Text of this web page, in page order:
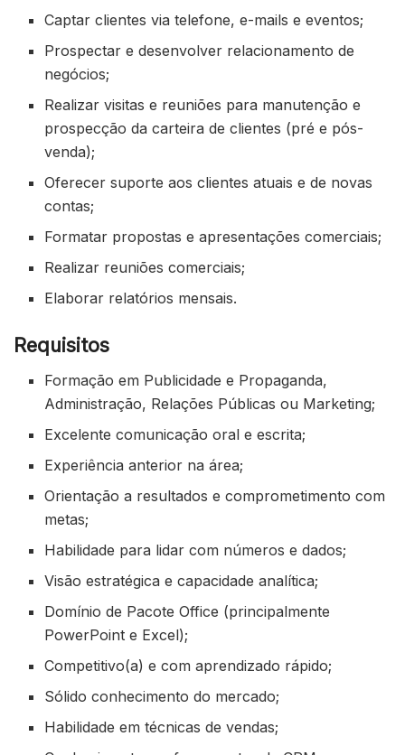
Captar clientes via telefone, e-mails e eventos;
Prospectar e desenvolver relacionamento de
negócios;
Realizar visitas e reuniões para manutenção e
prospecção da carteira de clientes (pré e pós-
venda);
Oferecer suporte aos clientes atuais e de novas
contas;
Formatar propostas e apresentações comerciais;
Realizar reuniões comerciais;
Elaborar relatórios mensais.
Requisitos
Formação em Publicidade e Propaganda,
Administração, Relações Públicas ou Marketing;
Excelente comunicação oral e escrita;
Experiência anterior na área;
Orientação a resultados e comprometimento com
metas;
Habilidade para lidar com números e dados;
Visão estratégica e capacidade analítica;
Domínio de Pacote Office (principalmente
PowerPoint e Excel);
Competitivo(a) e com aprendizado rápido;
Sólido conhecimento do mercado;
Habilidade em técnicas de vendas;